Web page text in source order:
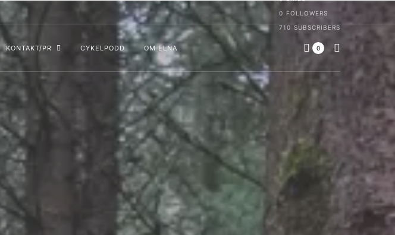
0 FOLLOWERS
710 SUBSCRIBERS
KONTAKT/PR CYKELPODD OM ELNA 0